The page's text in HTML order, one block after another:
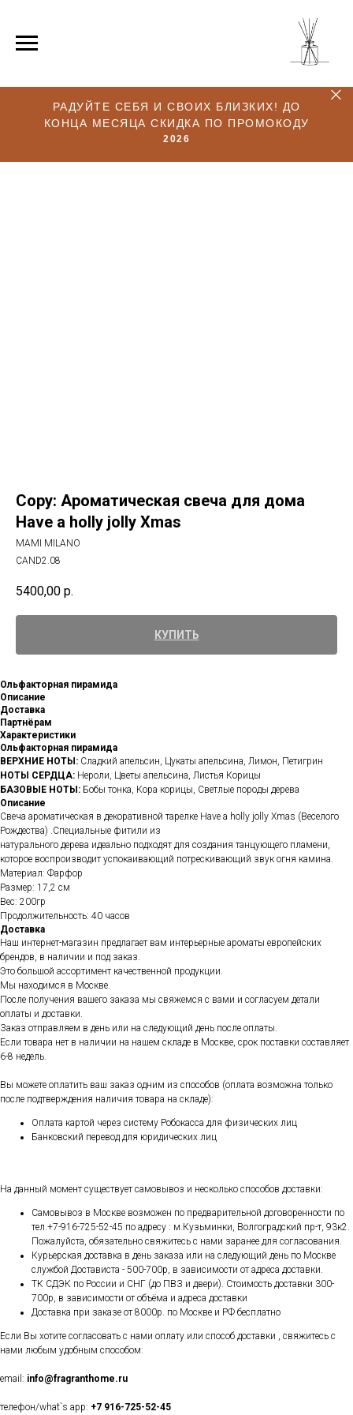
РАДУЙТЕ СЕБЯ И СВОИХ БЛИЗКИХ! ДО
КОНЦА МЕСЯЦА СКИДКА ПО ПРОМОКОДУ
2026
Copy: Ароматическая свеча для дома
Have a holly jolly Xmas
MAMI MILANO
CAND2.08
5400,00 р.
КУПИТЬ
Ольфакторная пирамида
Описание
Доставка
Партнёрам
Характеристики
Ольфакторная пирамида
ВЕРХНИЕ НОТЫ: Сладкий апельсин, Цукаты апельсина, Лимон, Петигрин
НОТЫ СЕРДЦА: Нероли, Цветы апельсина, Листья Корицы
БАЗОВЫЕ НОТЫ: Бобы тонка, Кора корицы, Светлые породы дерева
Описание
Свеча ароматическая в декоративной тарелке Have a holly jolly Xmas (Веселого
Рождества) .Специальные фитили из
натурального дерева идеально подходят для создания танцующего пламени,
которое воспроизводит успокаивающий потрескивающий звук огня камина.
Материал: Фарфор
Размер: 17,2 см
Вес: 200гр
Продолжительность: 40 часов
Доставка
Наш интернет-магазин предлагает вам интерьерные ароматы европейских
брендов, в наличии и под заказ.
Это большой ассортимент качественной продукции.
Мы находимся в Москве.
После получения вашего заказа мы свяжемся с вами и согласуем детали
оплаты и доставки.
Заказ отправляем в день или на следующий день после оплаты.
Если товара нет в наличии на нашем складе в Москве, срок поставки составляет
6-8 недель.
Вы можете оплатить ваш заказ одним из способов (оплата возможна только
после подтверждения наличия товара на складе):
Оплата картой через систему Робокасса для физических лиц
Банковский перевод для юридических лиц
На данный момент существует самовывоз и несколько способов доставки:
Самовывоз в Москве возможен по предварительной договоренности по
тел.+7-916-725-52-45 по адресу : м.Кузьминки, Волгоградский пр-т, 93к2.
Пожалуйста, обязательно свяжитесь с нами заранее для согласования.
Курьерская доставка в день заказа или на следующий день по Москве
службой Достависта - 500-700р, в зависимости от адреса доставки.
ТК СДЭК по России и СНГ (до ПВЗ и двери). Стоимость доставки 300-
700р, в зависимости от объёма и адреса доставки
Доставка при заказе от 8000р. по Москве и РФ бесплатно
Если Вы хотите согласовать с нами оплату или способ доставки , свяжитесь с
нами любым удобным способом:
email: info@fragranthome.ru
телефон/what`s app: +7 916-725-52-45